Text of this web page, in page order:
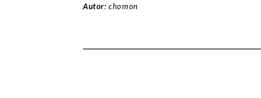
Autor:chomon